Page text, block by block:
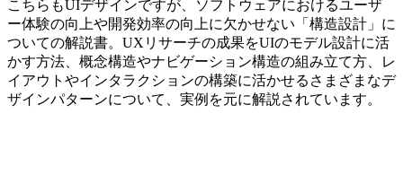
こちらもUIデザインですが、ソフトウェアにおけるユーザ
ー体験の向上や開発効率の向上に欠かせない「構造設計」に
ついての解説書。UXリサーチの成果をUIのモデル設計に活
かす方法、概念構造やナビゲーション構造の組み立て方、レ
イアウトやインタラクションの構築に活かせるさまざまなデ
ザインパターンについて、実例を元に解説されています。